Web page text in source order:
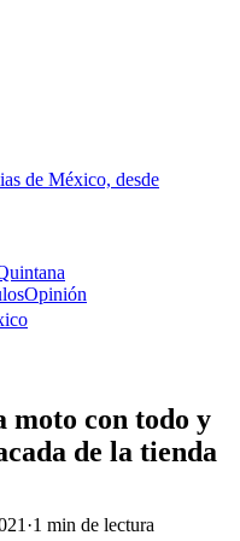
de México, desde
Opinión
moto con todo y
de la tienda
·1 min de lectura